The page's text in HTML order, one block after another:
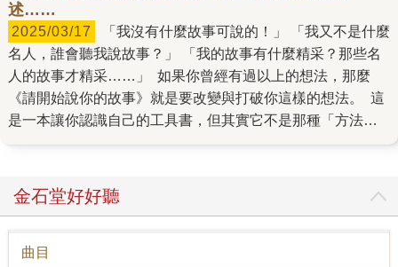
述……
2025/03/17
名人，誰會聽我說故事？」 「我的故事有什麼精采？那些名
人的故事才精采……」 如果你曾經有過以上的想法，那麼
《請開始說你的故事》就是要改變與打破你這樣的想法。 這
是一本讓你認識自己的工具書，但其實它不是那種「方法
事可以說，而挖掘這些故事你可以先問自己： 在你的人生
中，有哪些難以忘懷的瞬間？大事小事都可以。 你迫不及待
想告訴新朋友那些故事？ 「你最受歡迎的故事」是什麼？ 為
什麼你覺得講這個故事很重要？…… 書中有個團隊叫做「飛
金石堂好好聽
曲目